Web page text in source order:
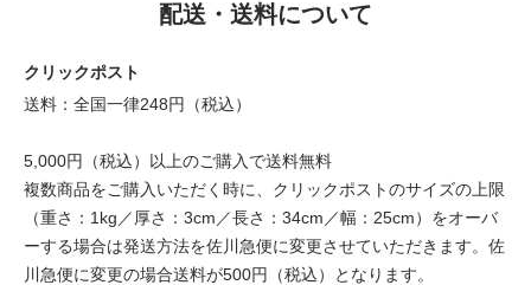
配送・送料について
クリックポスト
送料：全国一律248円（税込）
5,000円（税込）以上のご購入で送料無料
複数商品をご購入いただく時に、クリックポストのサイズの上限
（重さ：1kg／厚さ：3cm／長さ：34cm／幅：25cm）をオーバ
ーする場合は発送方法を佐川急便に変更させていただきます。佐
川急便に変更の場合送料が500円（税込）となります。